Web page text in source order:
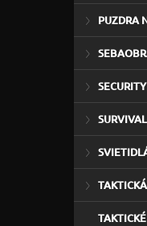
PUZDRA
SURVIVAL